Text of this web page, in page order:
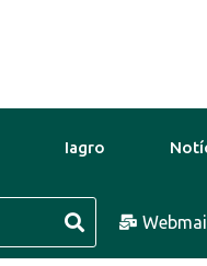
Iagro
26°C 12